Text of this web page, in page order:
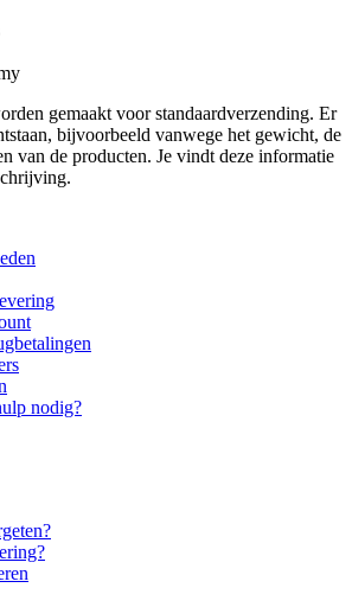
gemaakt voor standaardverzending. Er
bijvoorbeeld vanwege het gewicht, de
van de producten. Je vindt deze informatie
nodig?